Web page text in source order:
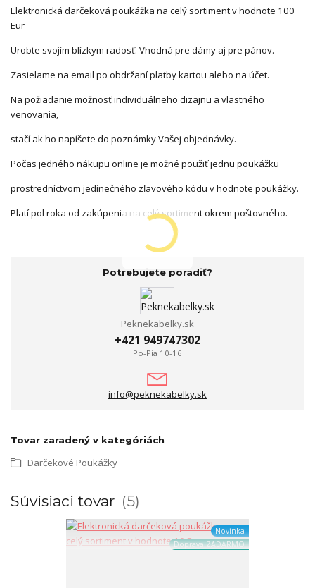
Elektronická darčeková poukážka na celý sortiment v hodnote 100
Eur
Urobte svojím blízkym radosť. Vhodná pre dámy aj pre pánov.
Zasielame na email po obdržaní platby kartou alebo na účet.
Na požiadanie možnosť individuálneho dizajnu a vlastného
venovania,
stačí ak ho napíšete do poznámky Vašej objednávky.
Počas jedného nákupu online je možné použiť jednu poukážku
prostredníctvom jedinečného zľavového kódu v hodnote poukážky.
Platí pol roka od zakúpenia na celý sortiment okrem poštovného.
Potrebujete poradiť?
Peknekabelky.sk
+421 949747302
Po-Pia 10-16
info@peknekabelky.sk
Tovar zaradený v kategóriách
Darčekové Poukážky
Súvisiaci tovar 5
Novinka
Doprava ZADARMO